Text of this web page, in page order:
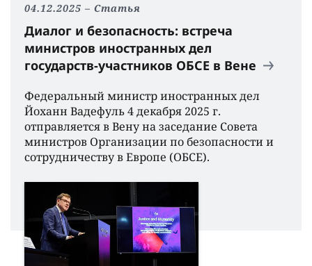
04.12.2025 Статья
Диалог и безопасность: встреча
министров иностранных дел
государств-участников ОБСЕ в Вене
Федеральный министр иностранных дел
Йоханн Вадефуль 4 декабря 2025 г.
отправляется в Вену на заседание Совета
министров Организации по безопасности и
сотрудничеству в Европе (ОБСЕ).